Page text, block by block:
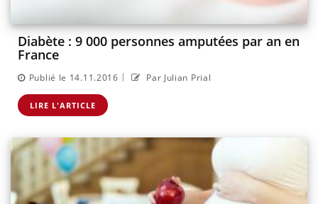
Diabète : 9 000 personnes amputées par an en
France
Publié le 14.11.2016 | Par Julian Prial
LIRE L'ARTICLE